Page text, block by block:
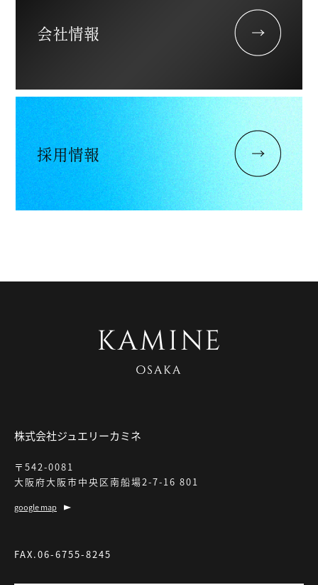
会社情報
採用情報
株式会社ジュエリーカミネ
〒542-0081
大阪府大阪市中央区南船場2-7-16 801
google map
FAX.06-6755-8245